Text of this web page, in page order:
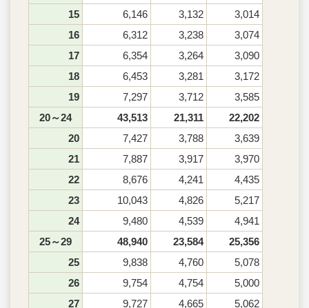
15
6,146 3,132
3,014
16
6,312 3,238
3,074
17
6,354 3,264
3,090
18
6,453 3,281
3,172
19
7,297 3,712
3,585
20～24
43,513 21,311
22,202
20
7,427 3,788
3,639
21
7,887 3,917
3,970
22
8,676 4,241
4,435
23
10,043 4,826
5,217
24
9,480 4,539
4,941
25～29
48,940 23,584
25,356
25
9,838 4,760
5,078
26
9,754 4,754
5,000
27
9,727 4,665
5,062